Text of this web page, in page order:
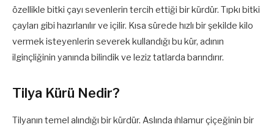
özellikle bitki çayı sevenlerin tercih ettiği bir kürdür. Tıpkı bitki
çayları gibi hazırlanılır ve içilir. Kısa sürede hızlı bir şekilde kilo
vermek isteyenlerin severek kullandığı bu kür, adının
ilginçliğinin yanında bilindik ve leziz tatlarda barındırır.
Tilya Kürü Nedir?
Tilyanın temel alındığı bir kürdür. Aslında ıhlamur çiçeğinin bir